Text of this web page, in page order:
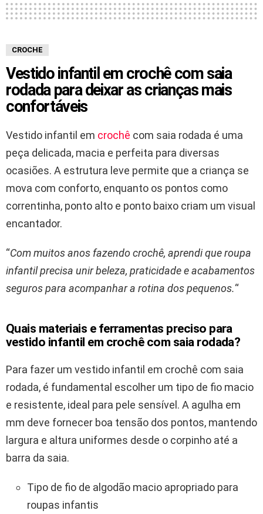
CROCHE
Vestido infantil em crochê com saia
rodada para deixar as crianças mais
confortáveis
Vestido infantil em crochê com saia rodada é uma
peça delicada, macia e perfeita para diversas
ocasiões. A estrutura leve permite que a criança se
mova com conforto, enquanto os pontos como
correntinha, ponto alto e ponto baixo criam um visual
encantador.
“Com muitos anos fazendo crochê, aprendi que roupa
infantil precisa unir beleza, praticidade e acabamentos
seguros para acompanhar a rotina dos pequenos.“
Quais materiais e ferramentas preciso para
vestido infantil em crochê com saia rodada?
Para fazer um vestido infantil em crochê com saia
rodada, é fundamental escolher um tipo de fio macio
e resistente, ideal para pele sensível. A agulha em
mm deve fornecer boa tensão dos pontos, mantendo
largura e altura uniformes desde o corpinho até a
barra da saia.
Tipo de fio de algodão macio apropriado para
roupas infantis